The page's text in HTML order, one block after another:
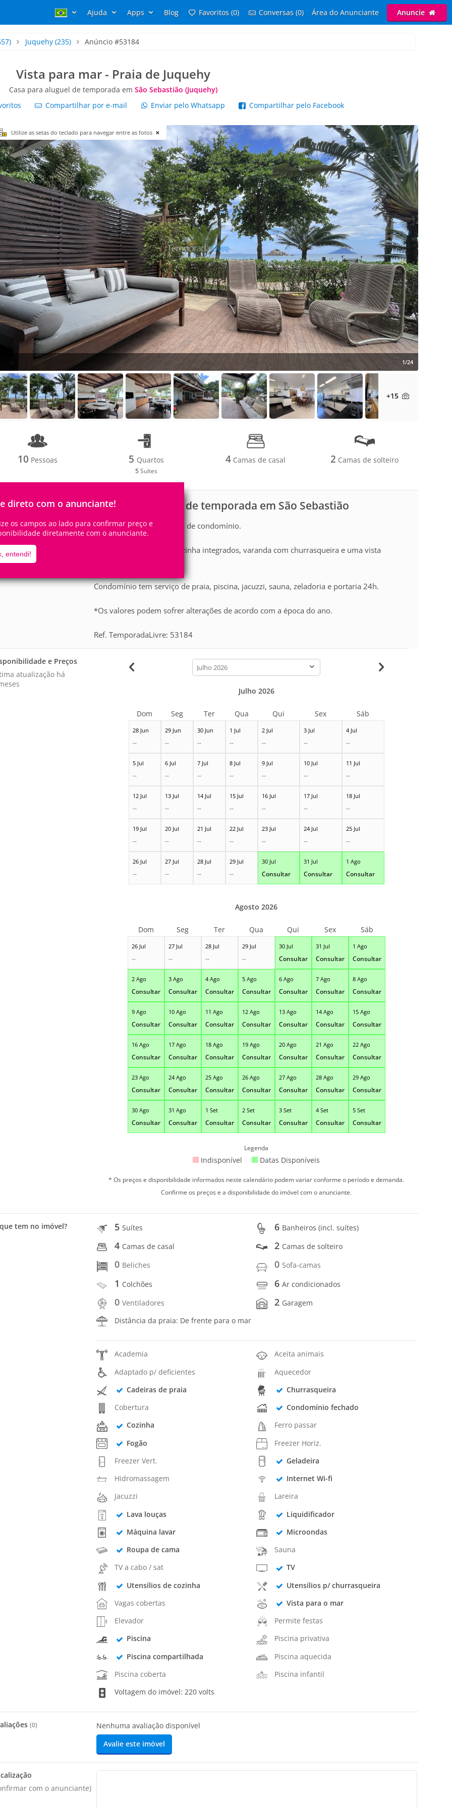
Ajuda Apps Blog Favoritos (0) Conversas (0) Área do Anunciante Anuncie
Juquehy(235) Anúncio #53184
Vista para mar - Praia de Juquehy
Casa para aluguel de temporada em São Sebastião (Juquehy)
Compartilhar por e-mail Enviar pelo Whatsapp Compartilhar pelo Facebook
direto com o anunciante!
os campos ao lado para confirmar preço e
diretamente com o anunciante.
entendi!
Utilize as setas do teclado para navegar entre as fotos
1/24
+15
10 Pessoas 5 Quartos
5 Suítes
4 Camas de casal 2 Camas de solteiro
Casa para aluguel de temporada em São Sebastião
Casa frente ao mar dentro de condomínio.
5 suítes, lavabo, sala e cozinha integrados, varanda com churrasqueira e uma vista
Condomínio tem serviço de praia, piscina, jacuzzi, sauna, zeladoria e portaria 24h.
*Os valores podem sofrer alterações de acordo com a época do ano.
Ref. TemporadaLivre: 53184
e Preços
atualização há
calendar-
month
28 Jun
--
29 Jun
--
30 Jun
--
1 Jul
--
2 Jul
--
3 Jul
--
4 Jul
--
5 Jul
--
6 Jul
--
7 Jul
--
8 Jul
--
9 Jul
--
10 Jul
--
11 Jul
--
12 Jul
--
13 Jul
--
14 Jul
--
15 Jul
--
16 Jul
--
17 Jul
--
18 Jul
--
19 Jul
--
20 Jul
--
21 Jul
--
22 Jul
--
23 Jul
--
24 Jul
--
25 Jul
--
26 Jul
--
27 Jul
--
28 Jul
--
29 Jul
--
30 Jul
Consultar
31 Jul
Consultar
1 Ago
Consultar
Julho 2026
Dom Seg Ter Qua Qui Sex Sáb
26 Jul
--
27 Jul
--
28 Jul
--
29 Jul
--
30 Jul
Consultar
31 Jul
Consultar
1 Ago
Consultar
2 Ago
Consultar
3 Ago
Consultar
4 Ago
Consultar
5 Ago
Consultar
6 Ago
Consultar
7 Ago
Consultar
8 Ago
Consultar
9 Ago
Consultar
10 Ago
Consultar
11 Ago
Consultar
12 Ago
Consultar
13 Ago
Consultar
14 Ago
Consultar
15 Ago
Consultar
16 Ago
Consultar
17 Ago
Consultar
18 Ago
Consultar
19 Ago
Consultar
20 Ago
Consultar
21 Ago
Consultar
22 Ago
Consultar
23 Ago
Consultar
24 Ago
Consultar
25 Ago
Consultar
26 Ago
Consultar
27 Ago
Consultar
28 Ago
Consultar
29 Ago
Consultar
30 Ago
Consultar
31 Ago
Consultar
1 Set
Consultar
2 Set
Consultar
3 Set
Consultar
4 Set
Consultar
5 Set
Consultar
Agosto 2026
Dom Seg Ter Qua Qui Sex Sáb
Legenda
Indisponível Datas Disponíveis
* Os preços e disponibilidade informados neste calendário podem variar conforme o período e demanda.
Confirme os preços e a disponibilidade do imóvel com o anunciante.
tem no imóvel? 5Suítes 6 Banheiros (incl. suítes)
4 Camas de casal 2 Camas de solteiro
0 Beliches 0 Sofa-camas
1 Colchões 6Ar condicionados
0Ventiladores 2 Garagem
Distância da praia: De frente para o mar
Academia
Aceita animais
Adaptado p/ deficientes
Aquecedor
Cadeiras de praia
Churrasqueira
Cobertura
Condomínio fechado
Cozinha
Ferro passar
Fogão
Freezer Horiz.
Freezer Vert.
Geladeira
Hidromassagem
Internet Wi-fi
Jacuzzi
Lareira
Lava louças
Liquidificador
Máquina lavar
Microondas
Roupa de cama
Sauna
TV a cabo / sat
TV
Utensílios de cozinha
Utensílios p/ churrasqueira
Vagas cobertas
Vista para o mar
Elevador
Permite festas
Piscina
Piscina privativa
Piscina compartilhada
Piscina aquecida
Piscina coberta
Piscina infantil
Voltagem do imóvel: 220 volts
(0)
Nenhuma avaliação disponível
Avalie este imóvel
com o anunciante)